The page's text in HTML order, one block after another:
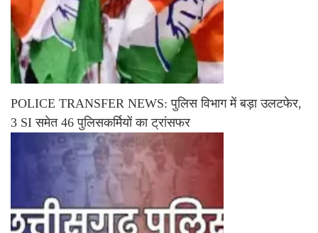
POLICE TRANSFER NEWS: पुलिस विभाग में बड़ा उलटफेर,
3 SI समेत 46 पुलिसकर्मियों का ट्रांसफर